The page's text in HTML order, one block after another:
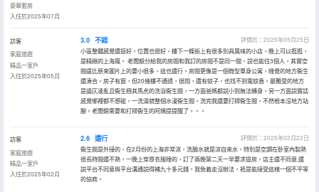
豪華套房
入住於2025年07月
訪客
家庭旅遊
精品一室戶
入住於2025年05月
3.0 不錯
評價於：2025年05月25日
小區整體感覺還挺好，位置也很好，樓下一條街上有很多別具風味的小店，晚上可以逛逛，
是精緻的上海風。 老闆娘分給我的房間和我訂的房間不是同一間，説也能住3個人，其實空
間遠比原來圖片上的要小很多，這也還行。房間更像是一個微型單身公寓，睡覺的地方衞生
還湊合。房子有窗，但20幾樓不通透，很悶，還有蚊子，也找不到電蚊香。最難受的地方
是逼仄凌亂且衞生極其馬虎的洗浴衞生間，一方面爸媽都説小到無法轉身，另一方面説實話
感覺哪裡都不想碰，一洗澡就整個水漫衞生間。洗完我還要打掃衞生間，不然根本沒地方站
腳。老闆娘需要和打掃衞生的阿姨提提醒了。。。
訪客
家庭旅遊
精品一室戶
入住於2025年02月
2.6 還行
評價於：2025年02月22日
衞生間是外接的，在2月份的上海非常涼，洗臉水就是涼自來水，特別是空調在卧室內製熱
很長時間還不熱，一晚上穿厚衣服睡的，訂了兩晚第二天一早要求退房，店主還不同意,還
説平台不同意與平台溝通説得補九十多元錢。我急着走沒辦法，衹是能接受這樣一個不平等
的協商。